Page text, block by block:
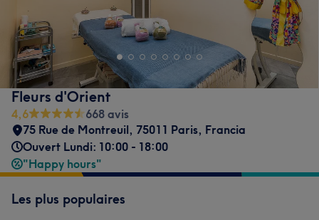
Fleurs d'Orient
4,6
668 avis
75 Rue de Montreuil, 75011 Paris, Francia
Ouvert Lundi: 10:00 - 18:00
"Happy hours"
Les plus populaires